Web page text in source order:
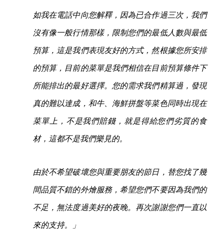
如我在電話中向您解釋，因為已合作過三次，我們
沒有像一般行情那樣，限制您們的最低人數與最低
預算，這是我們表現友好的方式，然根據您所安排
的預算，目前的菜單是我們相信在目前預算條件下
所能排出的最好選擇。您的需求我們精算過，發現
真的難以達成，和牛、海鮮拼盤等菜色同時出現在
菜單上，不是我們賠錢，就是得給您們劣質的食
材，這都不是我們樂見的。
由於不希望破壞您與重要朋友的節日，替您找了幾
間品質不錯的外燴服務，希望您們不要因為我們的
不足，無法度過美好的夜晚。再次謝謝您們一直以
來的支持。」